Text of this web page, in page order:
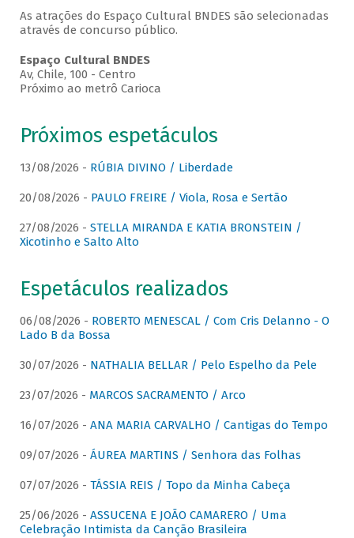
As atrações do Espaço Cultural BNDES são selecionadas
através de concurso público.
Espaço Cultural BNDES
Av, Chile, 100 - Centro
Próximo ao metrô Carioca
Próximos espetáculos
13/08/2026 - RÚBIA DIVINO / Liberdade
20/08/2026 - PAULO FREIRE / Viola, Rosa e Sertão
27/08/2026 - STELLA MIRANDA E KATIA BRONSTEIN /
Xicotinho e Salto Alto
Espetáculos realizados
06/08/2026 - ROBERTO MENESCAL / Com Cris Delanno - O
Lado B da Bossa
30/07/2026 - NATHALIA BELLAR / Pelo Espelho da Pele
23/07/2026 - MARCOS SACRAMENTO / Arco
16/07/2026 - ANA MARIA CARVALHO / Cantigas do Tempo
09/07/2026 - ÁUREA MARTINS / Senhora das Folhas
07/07/2026 - TÁSSIA REIS / Topo da Minha Cabeça
25/06/2026 - ASSUCENA E JOÃO CAMARERO / Uma
Celebração Intimista da Canção Brasileira